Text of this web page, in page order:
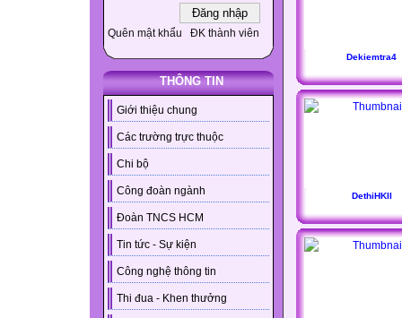
Quên mật khẩu ĐK thành viên
THÔNG TIN
Giới thiệu chung
Các trường trực thuộc
Chi bộ
Công đoàn ngành
Đoàn TNCS HCM
Tin tức - Sự kiện
Công nghệ thông tin
Thi đua - Khen thưởng
Dekiemtra4
DethiHKII